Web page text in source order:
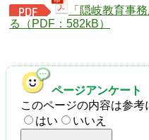
「隠岐教育事
る（PDF：582kB）
ページアンケート
このページの内容は参考
はい
いいえ